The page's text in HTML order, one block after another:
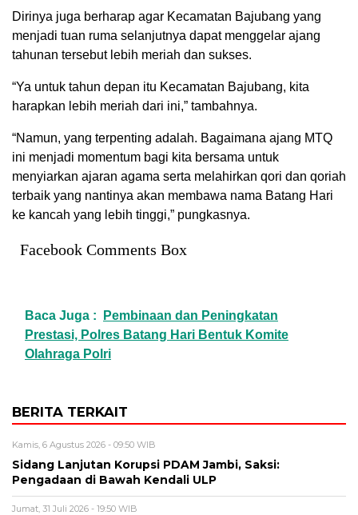
Dirinya juga berharap agar Kecamatan Bajubang yang
menjadi tuan ruma selanjutnya dapat menggelar ajang
tahunan tersebut lebih meriah dan sukses.
“Ya untuk tahun depan itu Kecamatan Bajubang, kita
harapkan lebih meriah dari ini,” tambahnya.
“Namun, yang terpenting adalah. Bagaimana ajang MTQ
ini menjadi momentum bagi kita bersama untuk
menyiarkan ajaran agama serta melahirkan qori dan qoriah
terbaik yang nantinya akan membawa nama Batang Hari
ke kancah yang lebih tinggi,” pungkasnya.
Facebook Comments Box
Baca Juga :
Pembinaan dan Peningkatan
Prestasi, Polres Batang Hari Bentuk Komite
Olahraga Polri
BERITA TERKAIT
Kamis, 6 Agustus 2026 - 09:50 WIB
Sidang Lanjutan Korupsi PDAM Jambi, Saksi:
Pengadaan di Bawah Kendali ULP
Jumat, 31 Juli 2026 - 19:50 WIB